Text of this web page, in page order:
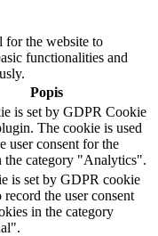
for the website to
functionalities and
Popis
is set by GDPR Cookie
The cookie is used
user consent for the
the category "Analytics".
is set by GDPR cookie
record the user consent
in the category